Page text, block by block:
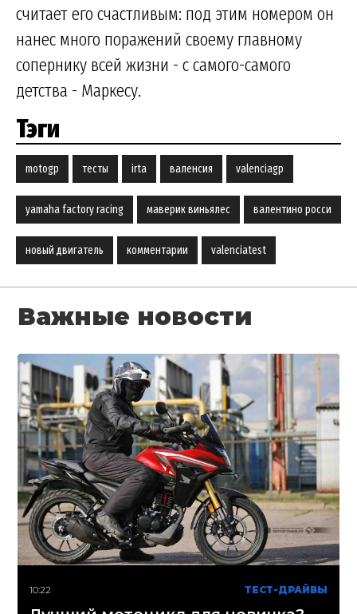
считает его счастливым: под этим номером он
нанес много поражений своему главному
сопернику всей жизни - с самого-самого
детства - Маркесу.
Тэги
motogp тесты irta валенсия valenciagp
yamaha factory racing маверик виньялес валентино росси
новый двигатель комментарии valenciatest
Важные новости
10:22 ТЕСТ-ДРАЙВЫ